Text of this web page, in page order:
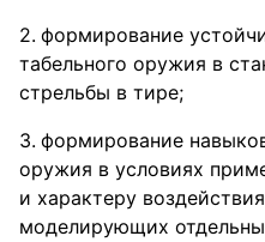
формирование
табельного оружия в
стрельбы в тире;
формирование
оружия в условиях
и характеру
моделирующих